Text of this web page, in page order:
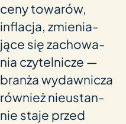
ceny towarów,
inflacja, zmi­e­nia­
jące się zacho­wa­
nia czy­tel­nicze —
branża wydaw­nicza
rów­nież nieustan­
nie staje przed